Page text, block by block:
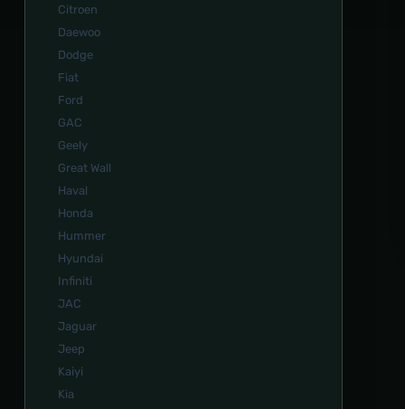
Citroen
Daewoo
Dodge
Fiat
Ford
GAC
Geely
Great Wall
Haval
Honda
Hummer
Hyundai
Infiniti
JAC
Jaguar
Jeep
Kaiyi
Kia